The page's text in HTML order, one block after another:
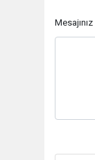
Mesajınız